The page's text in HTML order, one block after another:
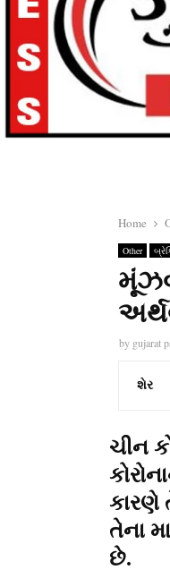
Home
Other
by gujarat
શેર
ચીન
કારણે
તેના
છે.